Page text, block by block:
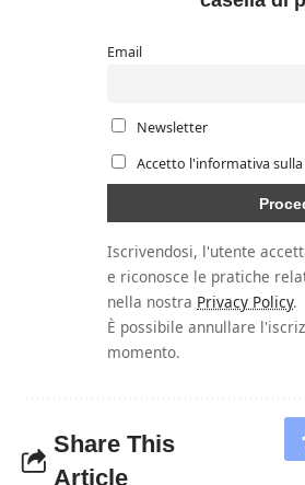
Email
Newsletter
Accetto l'informativa sulla
Iscrivendosi, l'utente
e riconosce le pratiche
nella nostra Privacy Policy.
È possibile annullare
momento.
Share This
Article